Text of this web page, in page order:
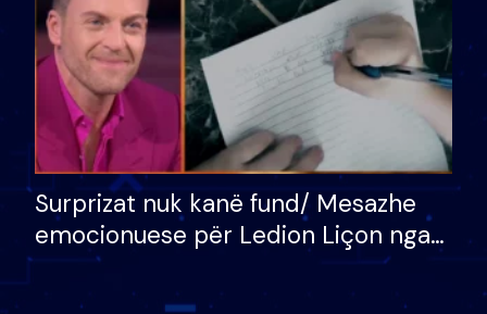
Surprizat nuk kanë fund/ Mesazhe
emocionuese për Ledion Liçon nga
nëna dhe fëmijët e tij, moderatori
nuk i mban dot lotët: Nuk meritoj…